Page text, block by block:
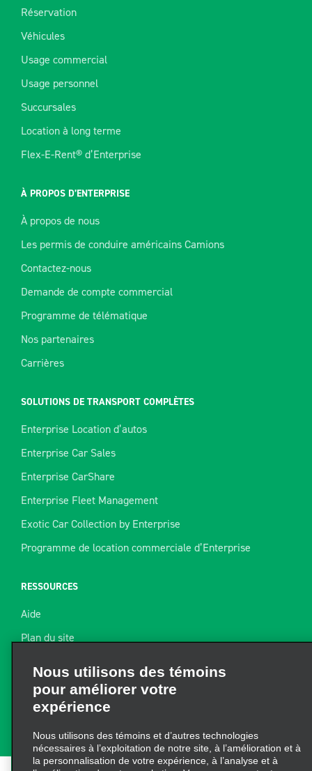
Réservation
Véhicules
Usage commercial
Usage personnel
Succursales
Location à long terme
Flex-E-Rent® d’Enterprise
À PROPOS D’ENTERPRISE
À propos de nous
Les permis de conduire américains Camions
Contactez-nous
Demande de compte commercial
Programme de télématique
Nos partenaires
Carrières
SOLUTIONS DE TRANSPORT COMPLÈTES
Enterprise Location d’autos
Enterprise Car Sales
Enterprise CarShare
Enterprise Fleet Management
Exotic Car Collection by Enterprise
Programme de location commerciale d’Enterprise
RESSOURCES
Aide
Plan du site
Ressources pour la location
Trouver un reçu
Nous utilisons des témoins
pour améliorer votre
expérience
Nous utilisons des témoins et d’autres technologies
la personnalisation de votre expérience, à l’analyse et à
l’amélioration de notre marketing. Vous pouvez en tout
temps mettre à jour vos préférences à partir de « Gérer les